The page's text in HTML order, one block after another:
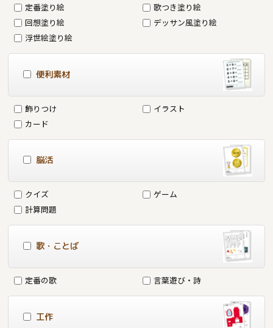
定番塗り絵
歌つき塗り絵
回想塗り絵
デッサン風塗り絵
浮世絵塗り絵
便利素材
飾りつけ
イラスト
カード
脳活
クイズ
ゲーム
計算問題
歌・ことば
定番の歌 言葉遊び・詩
工作